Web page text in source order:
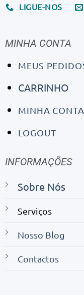
LIGUE-NOS
MINHA CONTA
MEUS
CARRINHO
MINHA CONTA
LOGOUT
INFORMAÇÕES
Sobre Nós
Serviços
Nosso Blog
Contactos